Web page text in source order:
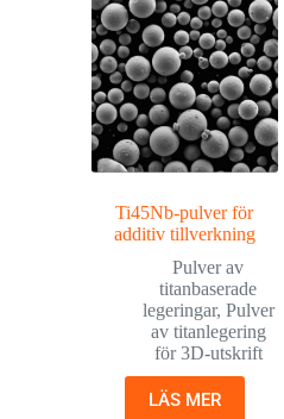
Ti45Nb-pulver för
additiv tillverkning
Pulver av
titanbaserade
legeringar, Pulver
av titanlegering
för 3D-utskrift
LÄS MER